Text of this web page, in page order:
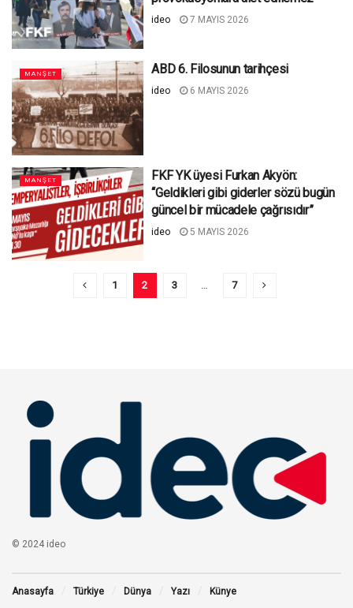
ideo 7 MAYIS 2026
MANŞET ABD 6. Filosunun tarihçesi
ideo 6 MAYIS 2026
MANŞET
FKF YK üyesi Furkan Akyön:
“Geldikleri gibi giderler sözü bugün
güncel bir mücadele çağrısıdır”
ideo 5 MAYIS 2026
1 2 3 … 7
© 2024 ideo
Anasayfa Türkiye Dünya Yazı Künye